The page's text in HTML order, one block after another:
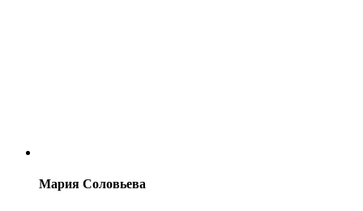
Мария Соловьева